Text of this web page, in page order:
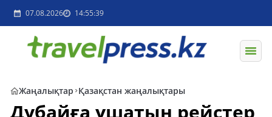
07.08.2026 14:55:39
Жаңалықтар Қазақстан жаңалықтары
Дубайға ұшатын рейстер